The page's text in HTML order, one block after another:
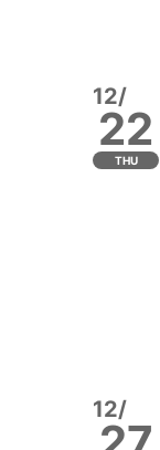
12/
22
THU
12/